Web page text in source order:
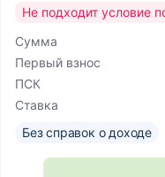
Сумма
Первый взнос
ПСК
Ставка
Не подходит условие
Без справок о доходе